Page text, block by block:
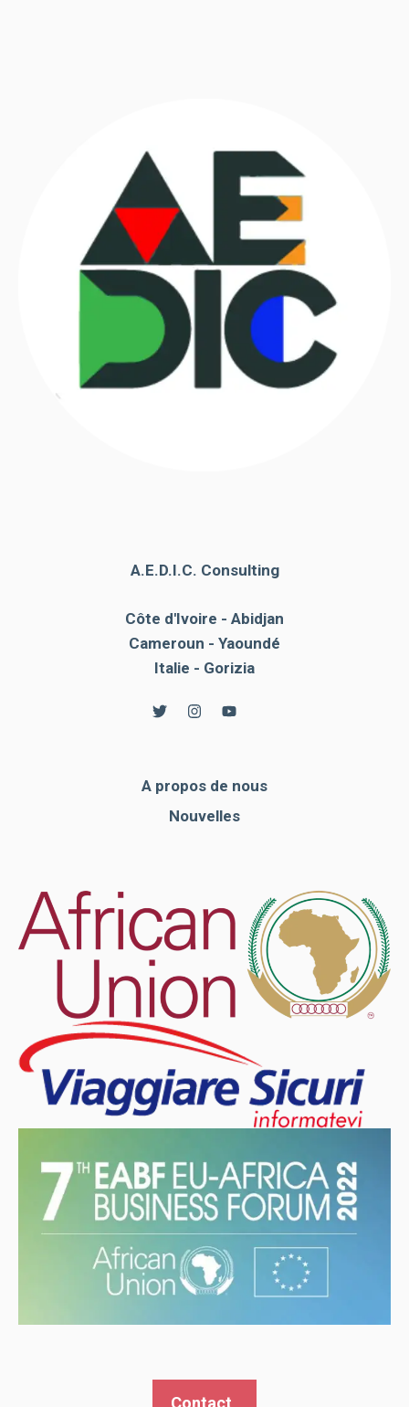
A.E.D.I.C. Consulting
Côte d'Ivoire - Abidjan
Cameroun - Yaoundé
Italie - Gorizia
A propos de nous
Nouvelles
Contact